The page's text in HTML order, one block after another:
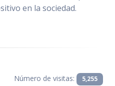
en la sociedad.
Número de visitas: 5,255